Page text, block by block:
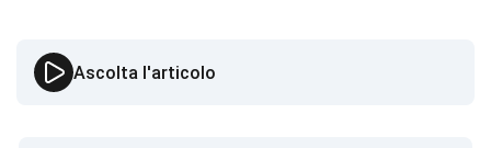
Ascolta l'articolo